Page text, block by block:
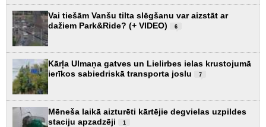
Vai tiešām Vanšu tilta slēgšanu var aizstāt ar
dažiem Park&Ride? (+ VIDEO)
6
Kārļa Ulmaņa gatves un Lielirbes ielas krustojumā
ierīkos sabiedriskā transporta joslu
7
Mēneša laikā aizturēti kārtējie degvielas uzpildes
staciju apzadzēji
1